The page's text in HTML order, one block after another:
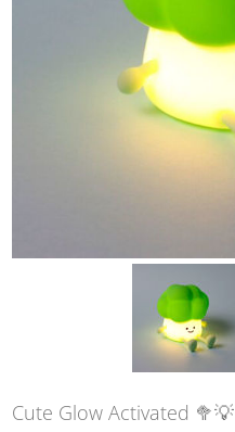
Cute Glow Activated 🥦💡